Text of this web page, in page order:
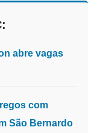
abre vagas
com
São Bernardo